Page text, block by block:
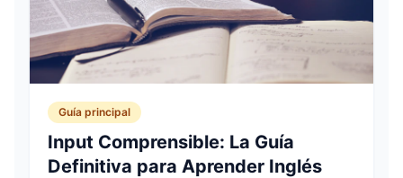
Guía principal
Input Comprensible: La Guía
Definitiva para Aprender Inglés